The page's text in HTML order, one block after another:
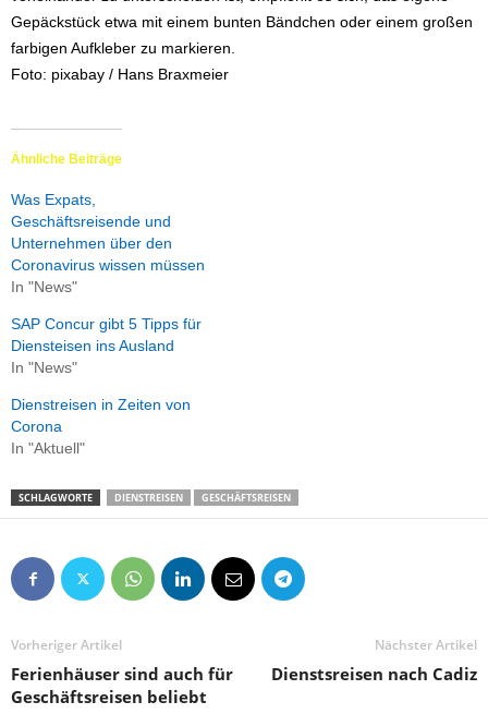
Gepäckstück etwa mit einem bunten Bändchen oder einem großen
farbigen Aufkleber zu markieren.
Foto: pixabay / Hans Braxmeier
Ähnliche Beiträge
Was Expats,
Geschäftsreisende und
Unternehmen über den
Coronavirus wissen müssen
In "News"
SAP Concur gibt 5 Tipps für
Diensteisen ins Ausland
In "News"
Dienstreisen in Zeiten von
Corona
In "Aktuell"
SCHLAGWORTE DIENSTREISEN GESCHÄFTSREISEN
Vorheriger Artikel
Ferienhäuser sind auch für
Geschäftsreisen beliebt
Nächster Artikel
Dienstsreisen nach Cadiz